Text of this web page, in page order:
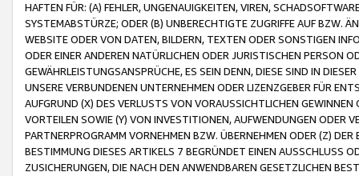
HAFTEN FÜR: (A) FEHLER, UNGENAUIGKEITEN, VIREN,
SYSTEMABSTÜRZE; ODER (B) UNBERECHTIGTE ZUGRIFFE AUF BZW.
WEBSITE ODER VON DATEN, BILDERN, TEXTEN ODER SONSTIGEN
ODER EINER ANDEREN NATÜRLICHEN ODER JURISTISCHEN PERSON
GEWÄHRLEISTUNGSANSPRÜCHE, ES SEIN DENN, DIESE SIND IN
UNSERE VERBUNDENEN UNTERNEHMEN ODER LIZENZGEBER FÜR
AUFGRUND (X) DES VERLUSTS VON VORAUSSICHTLICHEN
VORTEILEN SOWIE (Y) VON INVESTITIONEN, AUFWENDUNGEN ODER
PARTNERPROGRAMM VORNEHMEN BZW. ÜBERNEHMEN ODER (Z)
BESTIMMUNG DIESES ARTIKELS 7 BEGRÜNDET EINEN AUSSCHLUSS
ZUSICHERUNGEN, DIE NACH DEN ANWENDBAREN GESETZLICHEN